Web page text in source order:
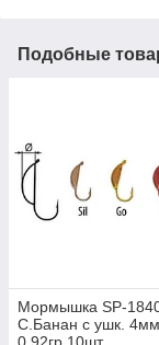
Подобные
Мормышка SP-
C.Банан с ушк. 4мм